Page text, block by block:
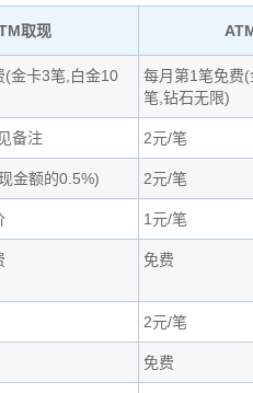
取现
(金卡3笔,白金10
每月第1笔免费
笔,钻石无限)
备注 2元/笔
金额的0.5%) 2元/笔
1元/笔
免费
2元/笔
免费